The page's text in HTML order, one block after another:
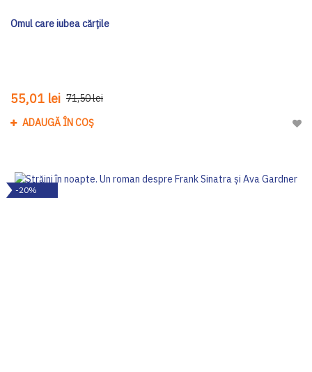
Omul care iubea cărțile
55,01 lei 71,50 lei
ADAUGĂ ÎN COȘ
-20%